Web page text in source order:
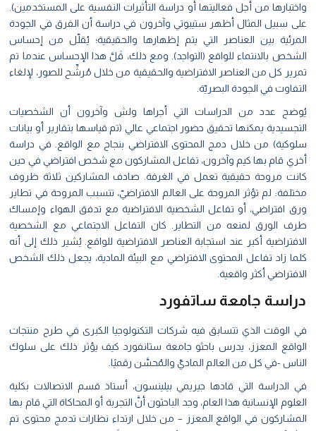
واختبارها من أجل فعاليتها أو دراسة التأثيرات النفسية على المستخدمين).
على سبيل المثال أظهر ستيبوتي وآخرون في دراسة أن الفرق في الجودة
المرئية بين العناصر التي يتم إظهارها والحقيقية؛ يُقلّل من إحساس
الشخص بالانتماء للواقع (التواجد). ومع ذلك، قَلَّ هذا الإحساس عندما تم
تمرير كل من العناصر الافتراضية والحقيقية من خلال مُرشِّح للصور، لإلغاء
التفاوت في الجودة البصريّة.
يُوضح عدد من الدراسات التي أجراها ولش وآخرون أن الشخصيات
التجسيدية يمكنها تحقيق حضور اجتماعي عالي (تم قياسها بتقارير أو بيانات
سلوكية) من خلال دمج المحتوى الافتراضي بنجاح مع الواقع. في دراسة
أخري قام بها كيم وآخرون، تفاعل المشاركون مع شخص افتراضي في حين
كانت مروحة حقيقية تعمل في الغرفة. صادف المشاركين ثلاثة ظروف
مختلفة: لم تؤثر المروحة على العالم الافتراضيّ، تتسبب المروحة في تطاير
ورق افتراضي، أو تفاعل الشخصية الافتراضية مع تدفق الهواء وإمساك
طرف الورق لمنعه من التطاير. كان التفاعل الاجتماعي مع الشخصية
الافتراضية أكبر عند استجابة العناصر الافتراضية للواقع. يُشير ذلك إلى أنه
كلما زاد تفاعل المحتوى الافتراضي مع البيئة المادية، يجعل ذلك الشخص
الافتراضي أكثر واقعية.
دراسة جامعة ساتفورد
في الوقت الذي تتسابق فيه شركات التكنولوجيا الكبرى في طرح منتجات
الواقع المعزز، يدرس باحثو جامعة ستانفورد كيف يؤثر ذلك على سلوك
الناس -في كل من العالم الماديّ والمُحسَّن رقميًا.
في الدراسة التي قادها جيريمي بيلينسون، أستاذ قسم الاتصالات بكلية
العلوم الإنسانية هذا العام، وجد الباحثون أنَّ التجربة أو المحاكاة التي قام بها
المشاركون في الواقع المعزز – من خلال ارتداء نظارات تدمج محتوى تم